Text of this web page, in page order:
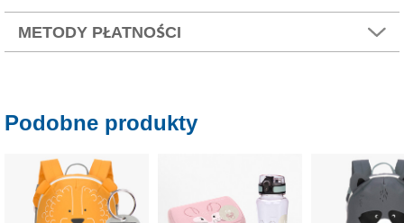
METODY PŁATNOŚCI
Podobne produkty